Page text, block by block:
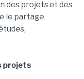
des projets et des
le partage
projets